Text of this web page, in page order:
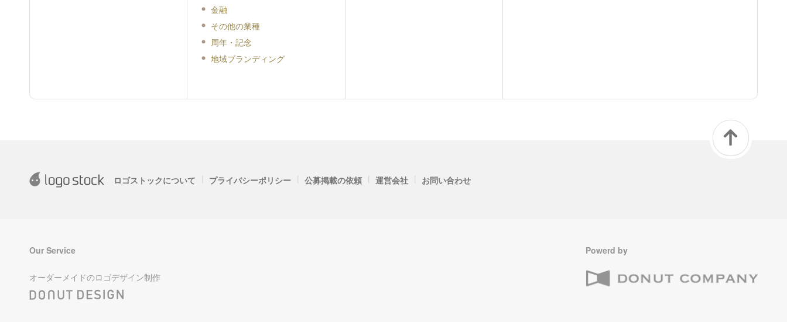
金融
その他の業種
周年・記念
地域ブランディング
ロゴストックについて | プライバシーポリシー | 公募掲載の依頼 | 運営会社 | お問い合わせ
Our Service
オーダーメイドのロゴデザイン制作
Powerd by